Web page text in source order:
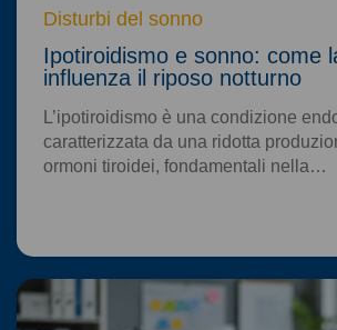
Disturbi del sonno
Ipotiroidismo e sonno: come
influenza il riposo notturno
L’ipotiroidismo è una condizione
caratterizzata da una ridotta
ormoni tiroidei, fondamentali nella…